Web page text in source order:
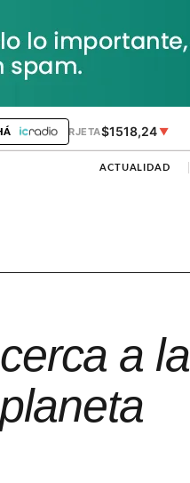
DÓLAR TARJETA$1518,24▼
ACTUALIDAD
a la